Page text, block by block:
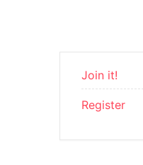
Join it!
Register